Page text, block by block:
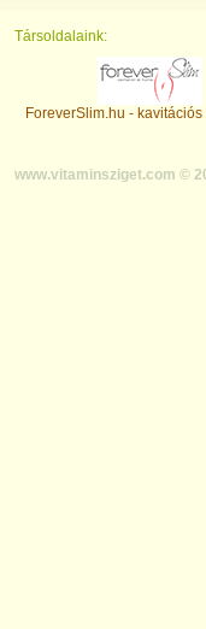
Társoldalaink:
ForeverSlim.hu -
www.vitaminsziget.com ©